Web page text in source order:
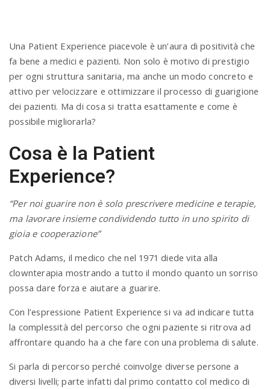
Una Patient Experience piacevole è un’aura di positività che
fa bene a medici e pazienti. Non solo è motivo di prestigio
per ogni struttura sanitaria, ma anche un modo concreto e
attivo per velocizzare e ottimizzare il processo di guarigione
dei pazienti. Ma di cosa si tratta esattamente e come è
possibile migliorarla?
Cosa è la Patient
Experience?
“Per noi guarire non è solo prescrivere medicine e terapie,
ma lavorare insieme condividendo tutto in uno spirito di
gioia e cooperazione”
Patch Adams, il medico che nel 1971 diede vita alla
clownterapia mostrando a tutto il mondo quanto un sorriso
possa dare forza e aiutare a guarire.
Con l’espressione Patient Experience si va ad indicare tutta
la complessità del percorso che ogni paziente si ritrova ad
affrontare quando ha a che fare con una problema di salute.
Si parla di percorso perché coinvolge diverse persone a
diversi livelli; parte infatti dal primo contatto col medico di